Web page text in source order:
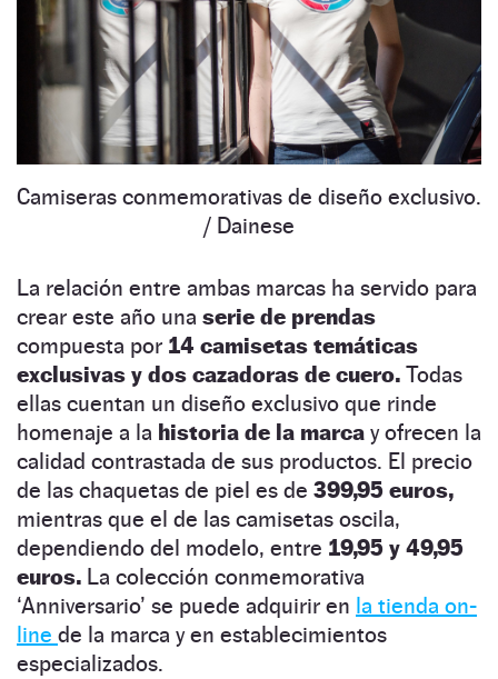
Camiseras conmemorativas de diseño exclusivo.
/ Dainese
La relación entre ambas marcas ha servido para
crear este año una serie de prendas
compuesta por 14 camisetas temáticas
exclusivas y dos cazadoras de cuero. Todas
ellas cuentan un diseño exclusivo que rinde
homenaje a la historia de la marca y ofrecen la
calidad contrastada de sus productos. El precio
de las chaquetas de piel es de 399,95 euros,
mientras que el de las camisetas oscila,
dependiendo del modelo, entre 19,95 y 49,95
euros. La colección conmemorativa
‘Anniversario’ se puede adquirir en la tienda on-
line de la marca y en establecimientos
especializados.